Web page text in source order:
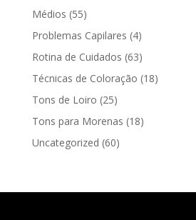
Médios (55)
Problemas Capilares (4)
Rotina de Cuidados (63)
Técnicas de Coloração (18)
Tons de Loiro (25)
Tons para Morenas (18)
Uncategorized (60)